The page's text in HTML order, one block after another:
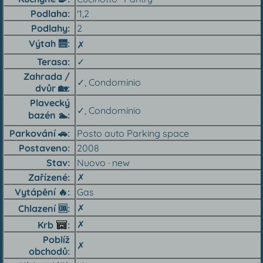
Podlaha
'1,2
Podlahy
2
Výtah 🛗︎
✗
Terasa
✓
Zahrada /
dvůr 🏡︎
✓, Condominio
Plavecký
bazén 🏊︎
✓, Condominio
Parkování 🚗︎
Posto auto Parking space
Postaveno
2008
Stav
Nuovo · new
Zařízené
✗
Vytápění 🔥︎
Gas
Chlazení 🆒︎
✗
Krb
✗
Poblíž
obchodů
✗